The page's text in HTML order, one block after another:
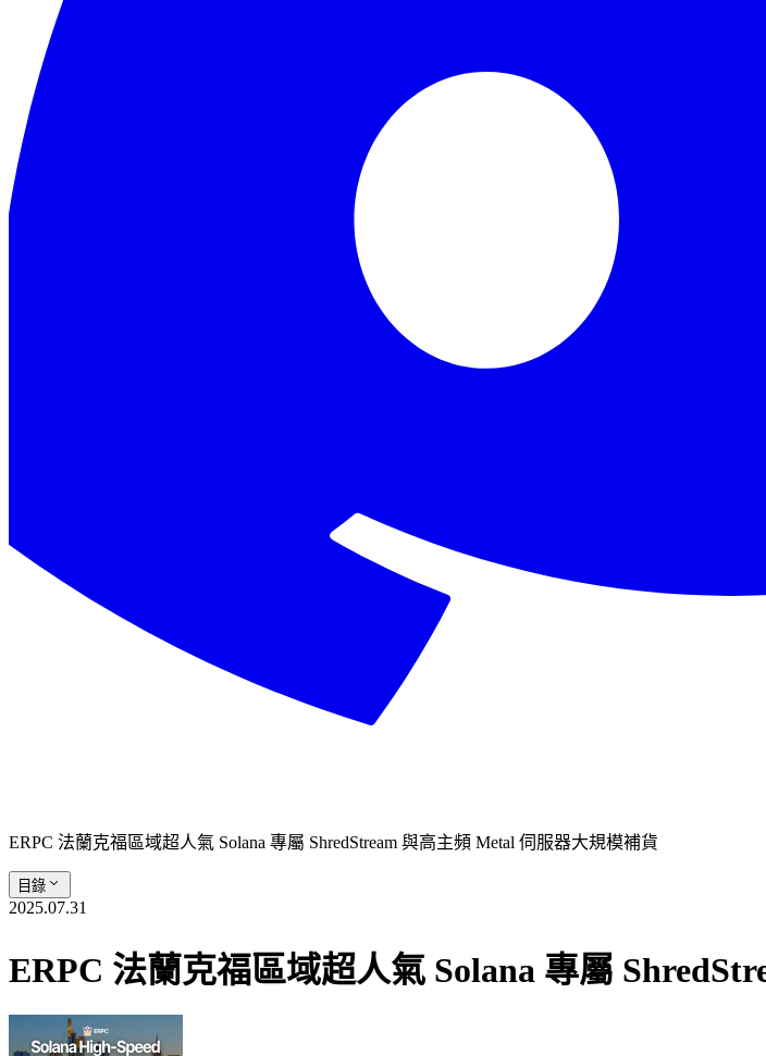
ERPC 法蘭克福區域超人氣 Solana 專屬 ShredStream 與高主頻 Metal 伺服器大規模補貨
目錄
2025.07.31
ERPC 法蘭克福區域超人氣 Solana 專屬